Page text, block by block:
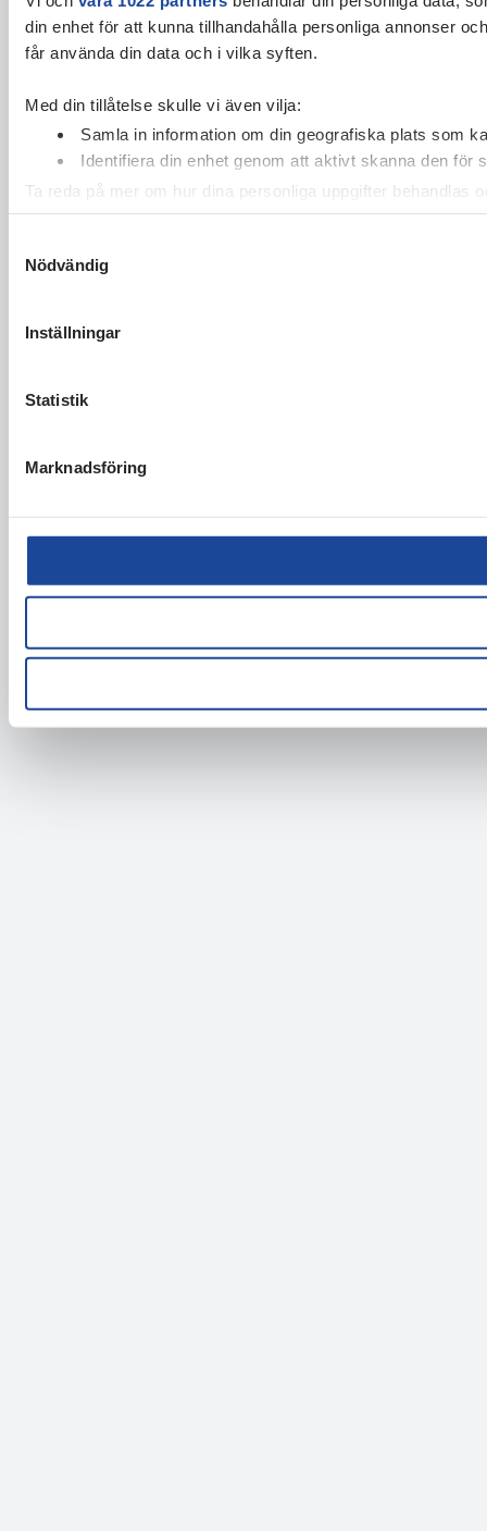
din enhet för att kunna tillhandahålla personliga annonser
får använda din data och i vilka syften.
Med din tillåtelse skulle vi även vilja:
Samla in information om din geografiska plats som
Identifiera din enhet genom att aktivt skanna den för
Ta reda på mer om hur dina personliga uppgifter behandlas
cookie-förklaringen.
Vi använder enhetsidentifierare för att anpassa innehållet
Nödvändig
Inställningar
Statistik
Marknadsföring